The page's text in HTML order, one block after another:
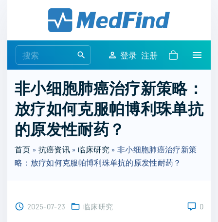
e
r
c
h
f
r
:
登录 注册
非小细胞肺癌治疗新策略：
放疗如何克服帕博利珠单抗
的原发性耐药？
首页 » 抗癌资讯» 临床研究 »非小细胞肺癌治疗新策
略：放疗如何克服帕博利珠单抗的原发性耐药？
2025-07-23 临床研究 0